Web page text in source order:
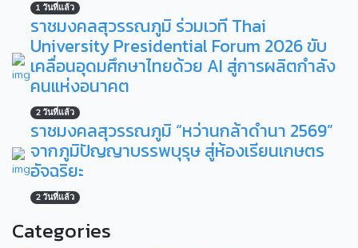
1 วันที่แล้ว
ราชมงคลสุวรรณภูมิ ร่วมเวที Thai
University Presidential Forum 2026 ขับ
เคลื่อนอุดมศึกษาไทยด้วย AI สู่การผลิตกำลัง
คนแห่งอนาคต
2 วันที่แล้ว
ราชมงคลสุวรรณภูมิ “หว่านกล้าดำนา 2569”
จากภูมิปัญญาบรรพบุรุษ สู่ห้องเรียนเกษตร
อัจฉริยะ
2 วันที่แล้ว
Categories